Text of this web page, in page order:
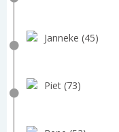
Janneke (45)
Piet (73)